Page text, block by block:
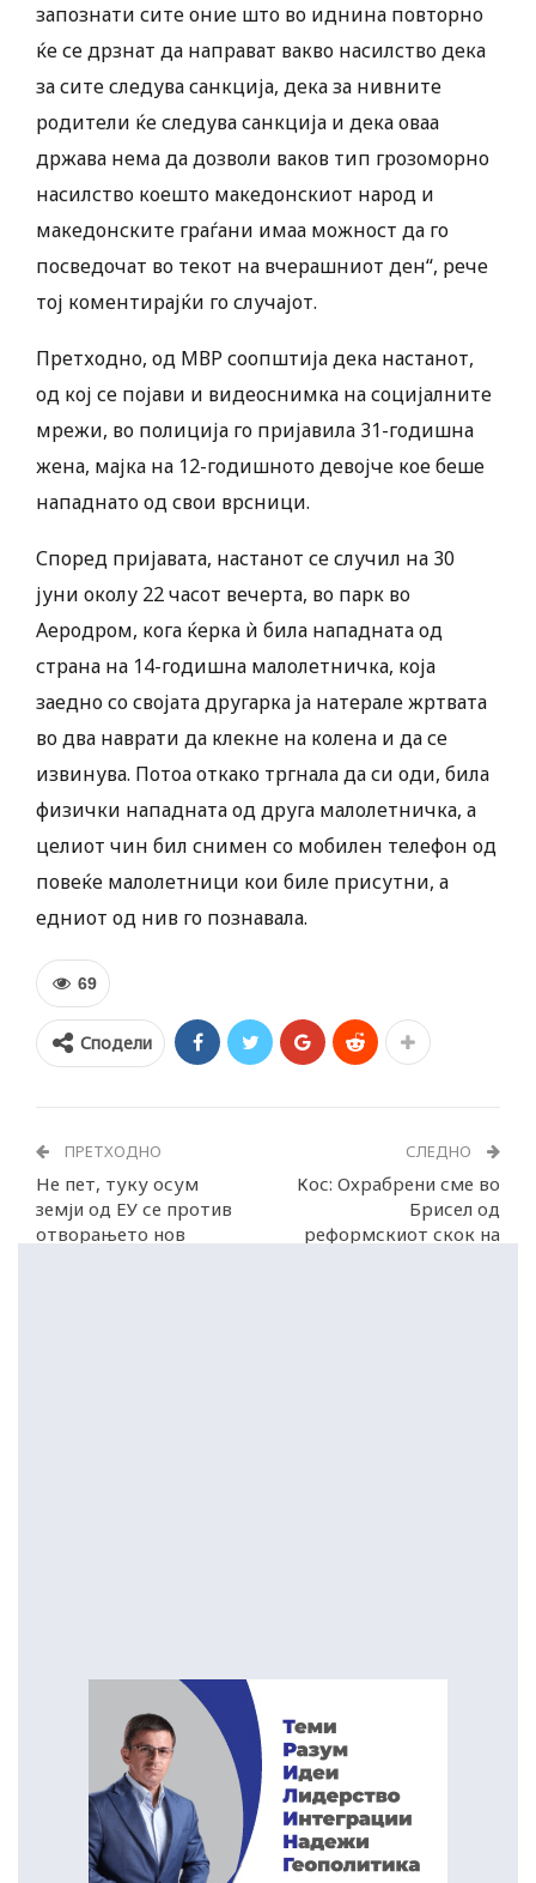
запознати сите оние што во иднина повторно
ќе се дрзнат да направат вакво насилство дека
за сите следува санкција, дека за нивните
родители ќе следува санкција и дека оваа
држава нема да дозволи ваков тип грозоморно
насилство коешто македонскиот народ и
македонските граѓани имаа можност да го
посведочат во текот на вчерашниот ден“, рече
тој коментирајќи го случајот.
Претходно, од МВР соопштија дека настанот,
од кој се појави и видеоснимка на социјалните
мрежи, во полиција го пријавила 31-годишна
жена, мајка на 12-годишното девојче кое беше
нападнато од свои врсници.
Според пријавата, настанот се случил на 30
јуни околу 22 часот вечерта, во парк во
Аеродром, кога ќерка ѝ била нападната од
страна на 14-годишна малолетничка, која
заедно со својата другарка ја натерале жртвата
во два наврати да клекне на колена и да се
извинува. Потоа откако тргнала да си оди, била
физички нападната од друга малолетничка, а
целиот чин бил снимен со мобилен телефон од
повеќе малолетници кои биле присутни, а
едниот од нив го познавала.
69
Сподели
ПРЕТХОДНО
Не пет, туку осум
земји од ЕУ се против
отворањето нов
СЛЕДНО
Кос: Охрабрени сме во
Брисел од
реформскиот скок на